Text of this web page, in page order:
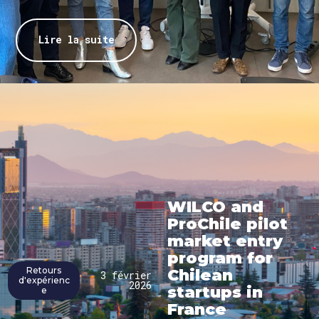
Lire la suite
Retours
d'expérienc
e
3 février
2026
WILCO and
ProChile pilot
market entry
program for
Chilean
startups in
France